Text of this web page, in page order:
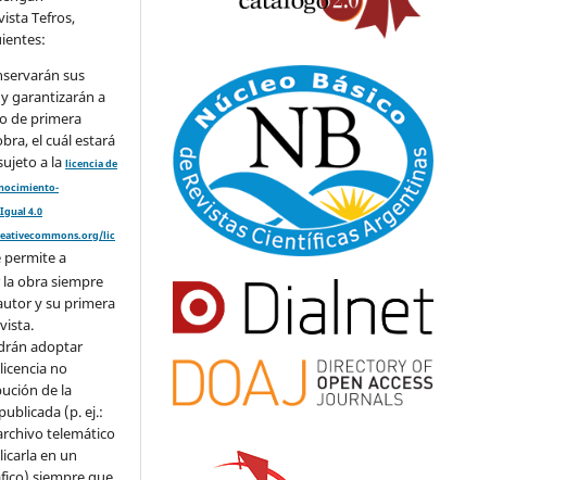
Tefros,
sus
garantizarán a
de primera
el cuál estará
a lalicencia de
4.0
lic
permite a
obra siempre
y su primera
adoptar
no
de la
(p. ej.:
telemático
en un